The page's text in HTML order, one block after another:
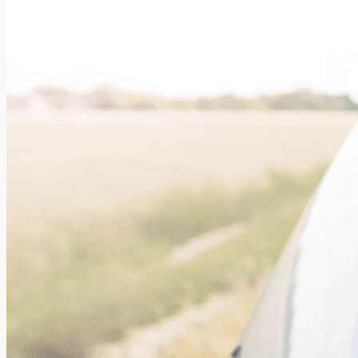
Sécuriser son wifi pour contrer le piratage
Xavier Van Caneghem
Sécuriser son wifi n’est pas si compliqué. Mot de passe,
identifiant, WPA, Ethernet … On vous explique comment
renforcer la...
rafraichissantes. Mais attention, car comme pour les hommes,
celles-ci ne sont pas...